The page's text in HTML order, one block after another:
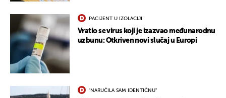
PACIJENT U IZOLACIJI
Vratio se virus koji je izazvao međunarodnu
uzbunu: Otkriven novi slučaj u Europi
"NARUČILA SAM IDENTIČNU"